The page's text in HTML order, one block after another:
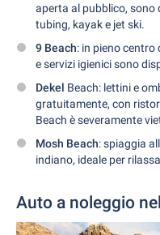
aperta al pubblico,
tubing, kayak e jet ski.
9 Beach: in pieno centro
e servizi igienici sono
Dekel Beach: lettini e
gratuitamente, con
Beach è severamente
Mosh Beach: spiaggia
indiano, ideale per
Auto a noleggio